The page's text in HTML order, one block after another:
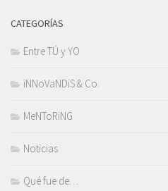
CATEGORÍAS
Entre TÚ y YO
iNNoVaNDiS & Co.
MeNToRiNG
Noticias
Qué fue de…